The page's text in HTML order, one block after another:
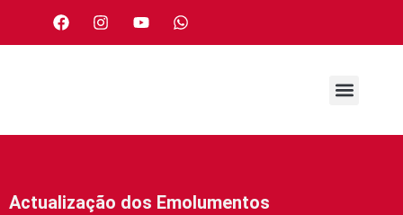
Actualização dos Emolumentos